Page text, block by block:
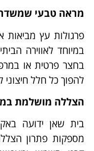
מראה טבעי
פרגולות עץ
במיוחד לאווירה
בחצר פרטית או
להפוך כל חלל חיצוני
הצללה מושלמת
בית שאן ידועה
מספקות פתרון